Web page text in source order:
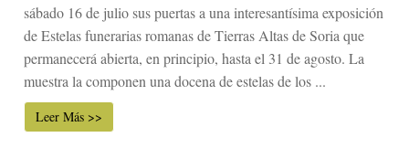
sábado 16 de julio sus puertas a una interesantísima exposición
de Estelas funerarias romanas de Tierras Altas de Soria que
permanecerá abierta, en principio, hasta el 31 de agosto. La
muestra la componen una docena de estelas de los ...
Leer Más >>